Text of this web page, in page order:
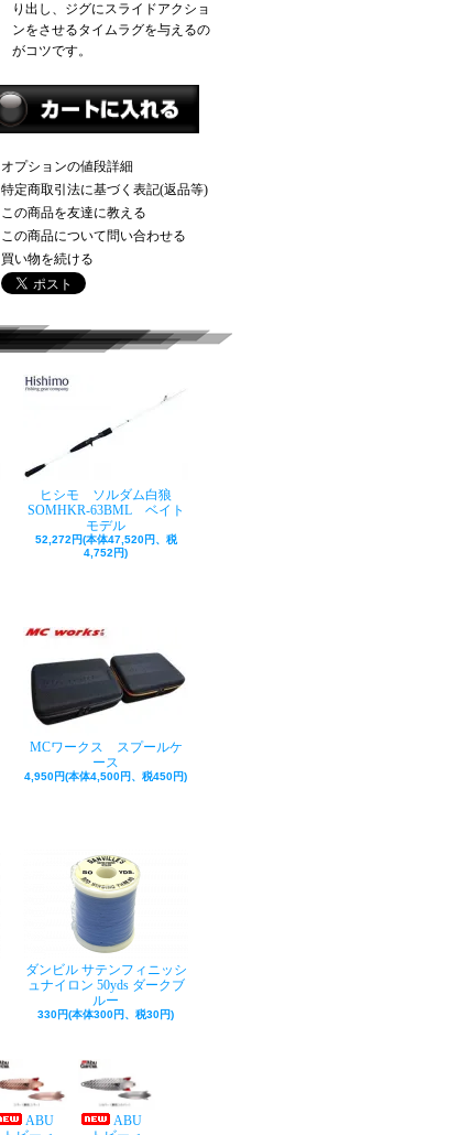
り出し、ジグにスライドアクショ
ンをさせるタイムラグを与えるの
がコツです。
オプションの値段詳細
特定商取引法に基づく表記(返品等)
この商品を友達に教える
この商品について問い合わせる
買い物を続ける
ヒシモ ソルダム白狼
SOMHKR-63BML ベイト
モデル
52,272円(本体47,520円、税
4,752円)
MCワークス スプールケ
ース
4,950円(本体4,500円、税450円)
ダンビル サテンフィニッシ
ュナイロン 50yds ダークブ
ルー
330円(本体300円、税30円)
ABU
ABU